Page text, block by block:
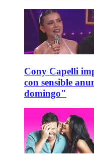
Cony Capelli
con sensible
domingo"